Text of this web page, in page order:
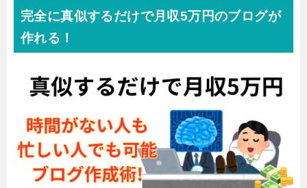
完全に真似するだけで月収5万円のブログが
作れる！